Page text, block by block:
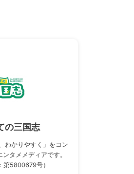
の三国志
わかりやすく」をコン
タメメディアです。
第5800679号）